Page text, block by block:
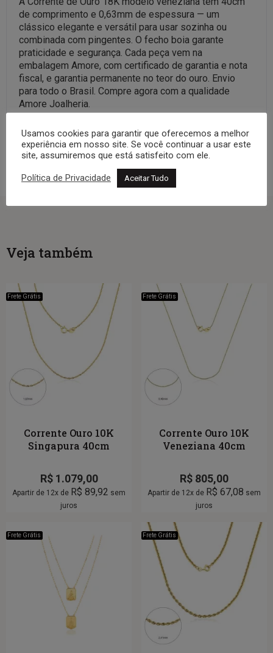
de comprimento e 0,63mm de espessura — um
clássico elegante e versátil para usar sozinha ou
combinada com pingentes. O fecho boia garante
praticidade e segurança. Cada peça vem na
embalagem Amore, com certificado de garantia e nota
fiscal, e garantia permanente no teor do ouro. Envio
para todo o Brasil. Compre agora com a qualidade
Amore Joalheria.
Veja também
Frete Grátis
Corrente Ouro 10K
Singapura 40cm
R$1.079,00
Apartir de 12x de R$ 89,92 sem
juros
Frete Grátis
Corrente Ouro 10K
Veneziana 40cm
R$ 805,00
Apartir de 12x de R$ 67,08 sem
juros
Frete Grátis Frete Grátis
Usamos cookies para garantir que oferecemos a melhor
experiência em nosso site. Se você continuar a usar este
site, assumiremos que está satisfeito com ele.
Política de Privacidade Aceitar Tudo